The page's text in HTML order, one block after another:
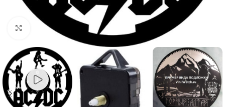
Нажмите, чтобы увеличить